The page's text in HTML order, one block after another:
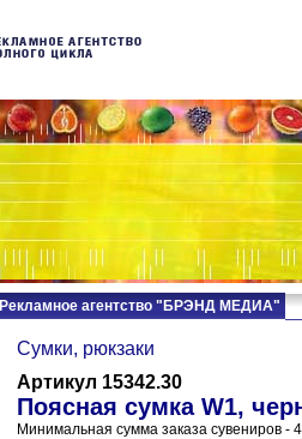
Рекламное агентство "БРЭНД МЕДИА"
Сумки, рюкзаки
Артикул 15342.30
Поясная сумка W1,
Минимальная сумма заказа сувениров -